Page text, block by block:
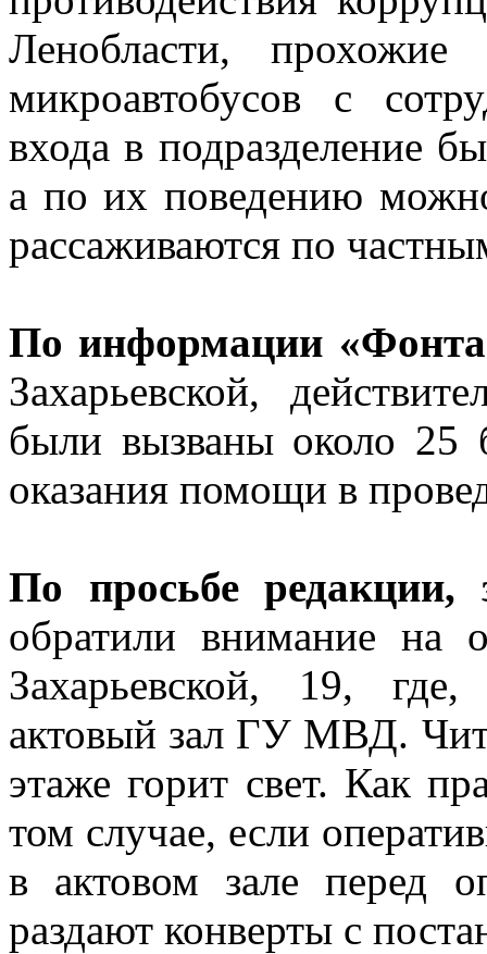
Ленобласти, прохожие
микроавтобусов с
входа в подразделение
а по их поведению
рассаживаются по
По информации
Захарьевской,
были вызваны около 25
оказания помощи в
По просьбе редакции,
обратили внимание на
Захарьевской, 19, где,
актовый зал ГУ МВД.
этаже горит свет. Как
том случае, если
в актовом зале перед
раздают конверты с